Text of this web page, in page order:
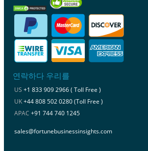
연락하다 우리를
US +1 833 909 2966 ( Toll Free )
UK+44 808 502 0280 (Toll Free )
APAC +91 744 740 1245
sales@fortunebusinessinsights.com